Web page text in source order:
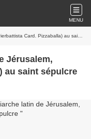
MENU
Card. Pizzaballa) au saint sépulcre
Jérusalem,
(Pierbattista Card. Pizzaballa) au saint sépulcre